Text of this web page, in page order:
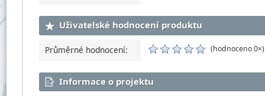
Uživatelské hodnocení produktu
Průměrné hodnocení: (hodnoceno 0×)
Informace o projektu